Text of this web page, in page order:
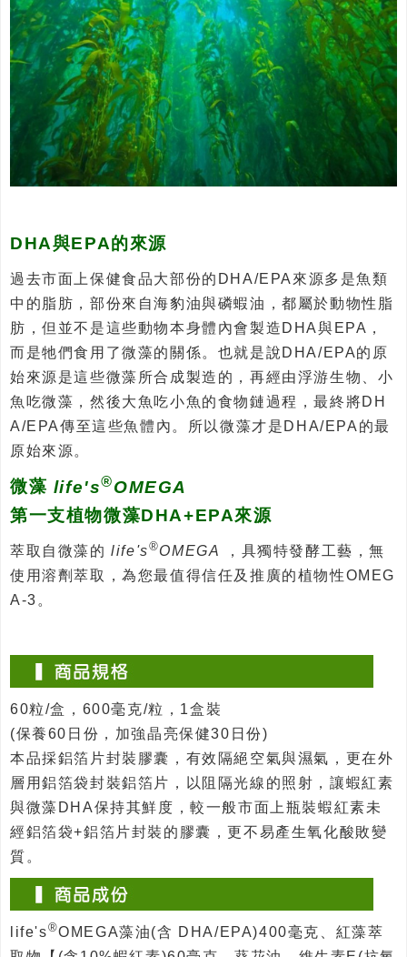
DHA與EPA的來源
過去市面上保健食品大部份的DHA/EPA來源多是魚類
中的脂肪，部份來自海豹油與磷蝦油，都屬於動物性脂
肪，但並不是這些動物本身體內會製造DHA與EPA，
而是牠們食用了微藻的關係。也就是說DHA/EPA的原
始來源是這些微藻所合成製造的，再經由浮游生物、小
魚吃微藻，然後大魚吃小魚的食物鏈過程，最終將DH
A/EPA傳至這些魚體內。所以微藻才是DHA/EPA的最
原始來源。
微藻 life's®OMEGA
第一支植物微藻DHA+EPA來源
萃取自微藻的 life's®OMEGA
，具獨特發酵工藝，無
使用溶劑萃取，為您最值得信任及推廣的植物性OMEG
A-3。
60粒/盒，600毫克/粒，1盒裝
(保養60日份，加強晶亮保健30日份)
本品採鋁箔片封裝膠囊，有效隔絕空氣與濕氣，更在外
層用鋁箔袋封裝鋁箔片，以阻隔光線的照射，讓蝦紅素
與微藻DHA保持其鮮度，較一般市面上瓶裝蝦紅素未
經鋁箔袋+鋁箔片封裝的膠囊，更不易產生氧化酸敗變
質。
life's®OMEGA藻油(含 DHA/EPA)400毫克、紅藻萃